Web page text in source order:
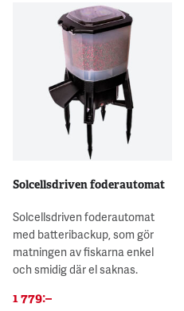
Solcellsdriven foderautomat
Solcellsdriven foderautomat
med batteribackup, som gör
matningen av fiskarna enkel
och smidig där el saknas.
1 779:–